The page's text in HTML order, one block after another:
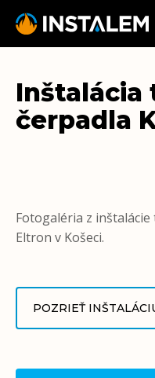
Inštalácia
čerpadla
Fotogaléria z
Eltron v Košeci.
POZRIEŤ